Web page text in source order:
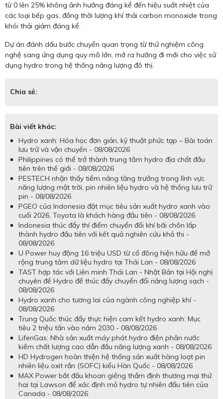
từ 0 lên 25% không ảnh hưởng đáng kể đến hiệu suất nhiệt của
các loại bếp gas, đồng thời lượng khí thải carbon monoxide trong
khói thải giảm đáng kể.
Dự án đánh dấu bước chuyển quan trọng từ thử nghiệm công
nghệ sang ứng dụng quy mô lớn, mở ra hướng đi mới cho việc sử
dụng hydro trong hệ thống năng lượng đô thị.
Chia sẻ:
Bài viết khác:
Hydro xanh: Hóa học đơn giản, kỹ thuật phức tạp – Bài toán
lưu trữ và vận chuyển - 08/08/2026
Philippines có thể trở thành trung tâm hydro địa chất đầu
tiên trên thế giới - 08/08/2026
PESTECH nhận thấy tiềm năng tăng trưởng trong lĩnh vực
năng lượng mặt trời, pin nhiên liệu hydro và hệ thống lưu trữ
pin - 08/08/2026
PGEO của Indonesia đặt mục tiêu sản xuất hydro xanh vào
cuối 2026, Toyota là khách hàng đầu tiên - 08/08/2026
Indonesia thúc đẩy thí điểm chuyển đổi khí bãi chôn lấp
thành hydro đầu tiên với kết quả nghiên cứu khả thi -
08/08/2026
U Power huy động 16 triệu USD từ cổ đông hiện hữu để mở
rộng trung tâm dữ liệu hydro tại Thái Lan - 08/08/2026
TAST hợp tác với Liên minh Thái Lan - Nhật Bản tại Hội nghị
chuyên đề Hydro để thúc đẩy chuyển đổi năng lượng sạch -
08/08/2026
Hydro xanh cho tương lai của ngành công nghiệp khí -
08/08/2026
Trung Quốc thúc đẩy thực hiện cam kết hydro xanh: Mục
tiêu 2 triệu tấn vào năm 2030 - 08/08/2026
LifenGas: Nhà sản xuất máy phát hydro điện phân nước
kiềm chất lượng cao dẫn đầu năng lượng xanh - 08/08/2026
HD Hydrogen hoàn thiện hệ thống sản xuất hàng loạt pin
nhiên liệu oxit rắn (SOFC) kiểu Hàn Quốc - 08/08/2026
MAX Power bắt đầu khoan giếng thẩm định thương mại thứ
hai tại Lawson để xác định mỏ hydro tự nhiên đầu tiên của
Canada - 08/08/2026